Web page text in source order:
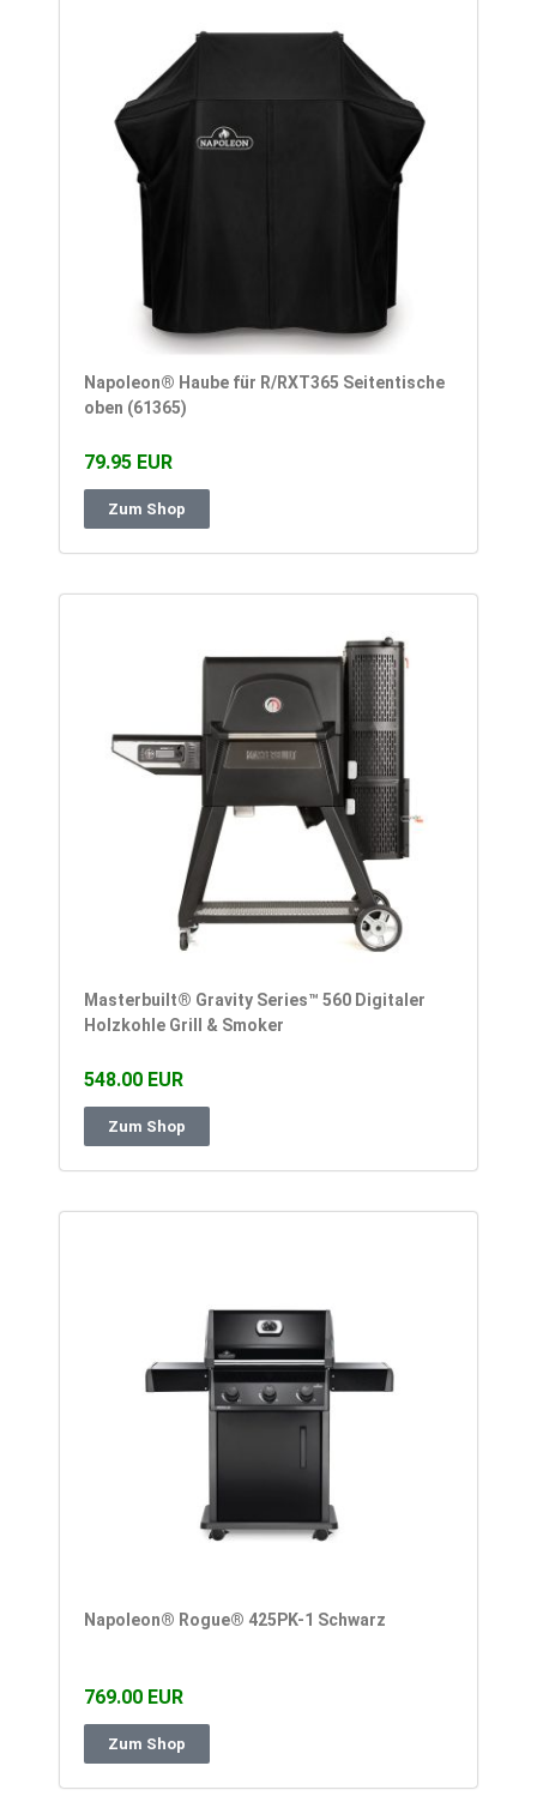
Napoleon® Haube für R/RXT365 Seitentische
oben (61365)
79.95 EUR
Zum Shop
Masterbuilt® Gravity Series™ 560 Digitaler
Holzkohle Grill & Smoker
548.00 EUR
Zum Shop
Napoleon® Rogue® 425PK-1 Schwarz
769.00 EUR
Zum Shop